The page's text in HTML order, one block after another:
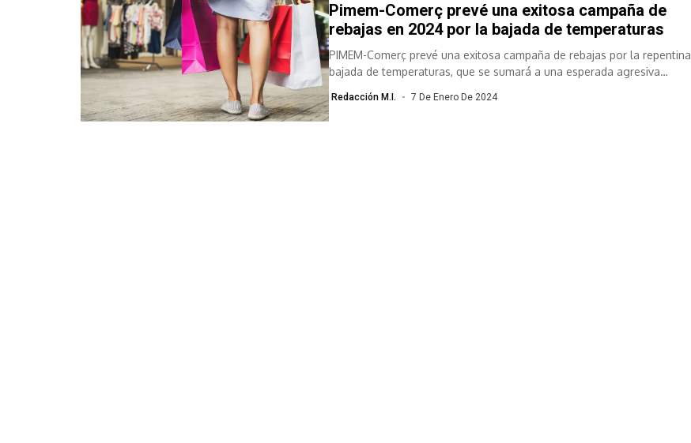
Pimem-Comerç prevé una exitosa campaña de
rebajas en 2024 por la bajada de temperaturas
PIMEM-Comerç prevé una exitosa campaña de rebajas por la repentina
bajada de temperaturas, que se sumará a una esperada agresiva
Redacción M.I. 7 De Enero De 2024